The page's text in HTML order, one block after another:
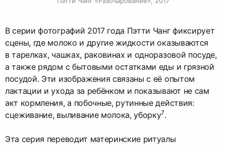
В серии фотографий 2017 года Пэтти Чанг фиксирует
сцены, где молоко и другие жидкости оказываются
в тарелках, чашках, раковинах и одноразовой посуде,
а также рядом с бытовыми остатками еды и грязной
посудой. Эти изображения связаны с её опытом
лактации и ухода за ребёнком и показывают не сам
акт кормления, а побочные, рутинные действия:
сцеживание, выливание молока, уборку7​.
Эта серия переводит материнские ритуалы